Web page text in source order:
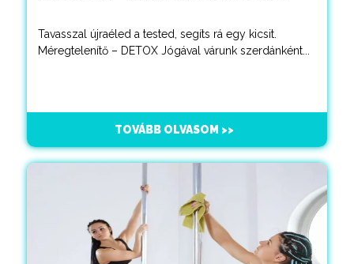
Tavasszal újraéled a tested, segíts rá egy kicsit.
Méregtelenítő – DETOX Jógával várunk szerdánként...
TOVÁBB OLVASOM >>